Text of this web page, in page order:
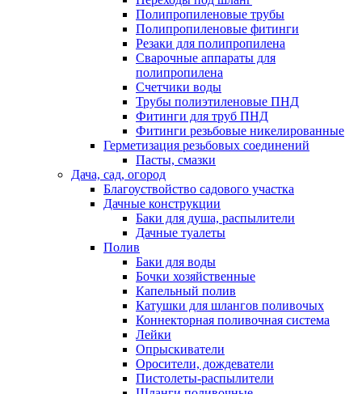
Полипропиленовые трубы
Полипропиленовые фитинги
Резаки для полипропилена
Сварочные аппараты для
полипропилена
Счетчики воды
Трубы полиэтиленовые ПНД
Фитинги для труб ПНД
Фитинги резьбовые никелированные
Герметизация резьбовых соединений
Пасты, смазки
Дача, сад, огород
Благоуствойство садового участка
Дачные конструкции
Баки для душа, распылители
Дачные туалеты
Полив
Баки для воды
Бочки хозяйственные
Капельный полив
Катушки для шлангов поливочых
Коннекторная поливочная система
Лейки
Опрыскиватели
Оросители, дождеватели
Пистолеты-распылители